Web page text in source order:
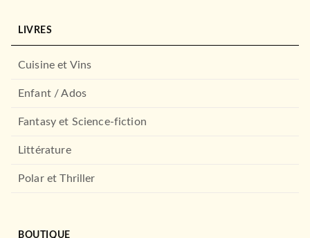
LIVRES
Cuisine et Vins
Enfant / Ados
Fantasy et Science-fiction
Littérature
Polar et Thriller
BOUTIQUE